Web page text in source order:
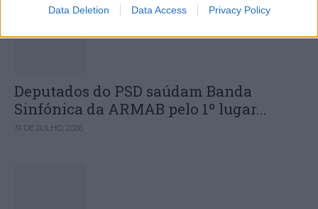
Data Deletion Data Access Privacy Policy
Deputados do PSD saúdam Banda
Sinfónica da ARMAB pelo 1º lugar...
31 DE JULHO, 2026